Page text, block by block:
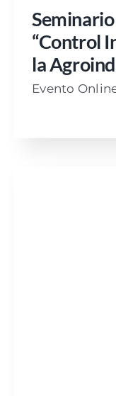
“Control
la
Evento